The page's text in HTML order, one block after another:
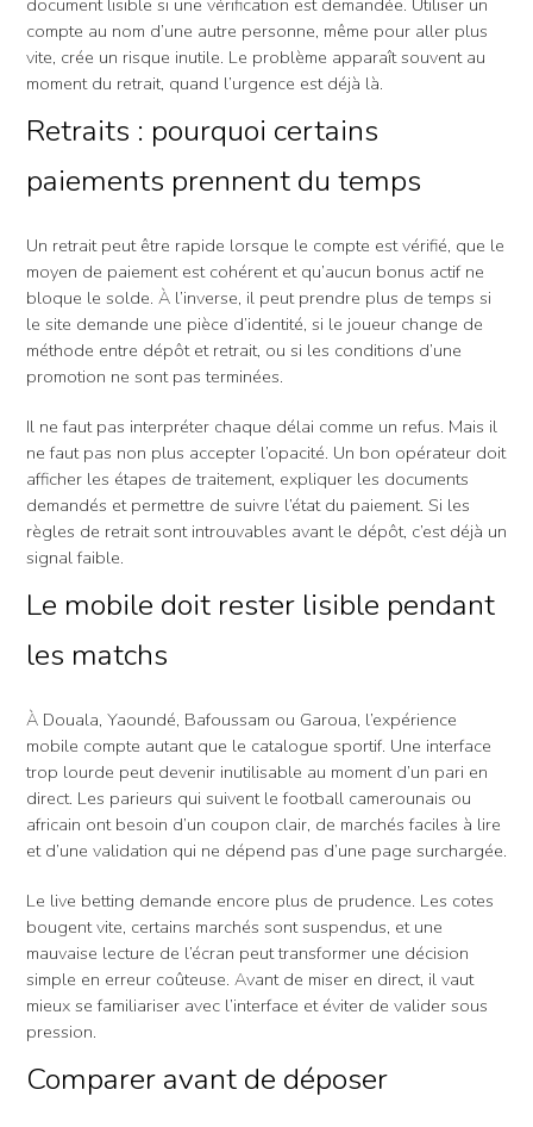
document lisible si une vérification est demandée. Utiliser un
compte au nom d’une autre personne, même pour aller plus
vite, crée un risque inutile. Le problème apparaît souvent au
moment du retrait, quand l’urgence est déjà là.
Retraits : pourquoi certains
paiements prennent du temps
Un retrait peut être rapide lorsque le compte est vérifié, que le
moyen de paiement est cohérent et qu’aucun bonus actif ne
bloque le solde. À l’inverse, il peut prendre plus de temps si
le site demande une pièce d’identité, si le joueur change de
méthode entre dépôt et retrait, ou si les conditions d’une
promotion ne sont pas terminées.
Il ne faut pas interpréter chaque délai comme un refus. Mais il
ne faut pas non plus accepter l’opacité. Un bon opérateur doit
afficher les étapes de traitement, expliquer les documents
demandés et permettre de suivre l’état du paiement. Si les
règles de retrait sont introuvables avant le dépôt, c’est déjà un
signal faible.
Le mobile doit rester lisible pendant
les matchs
À Douala, Yaoundé, Bafoussam ou Garoua, l’expérience
mobile compte autant que le catalogue sportif. Une interface
trop lourde peut devenir inutilisable au moment d’un pari en
direct. Les parieurs qui suivent le football camerounais ou
africain ont besoin d’un coupon clair, de marchés faciles à lire
et d’une validation qui ne dépend pas d’une page surchargée.
Le live betting demande encore plus de prudence. Les cotes
bougent vite, certains marchés sont suspendus, et une
mauvaise lecture de l’écran peut transformer une décision
simple en erreur coûteuse. Avant de miser en direct, il vaut
mieux se familiariser avec l’interface et éviter de valider sous
pression.
Comparer avant de déposer